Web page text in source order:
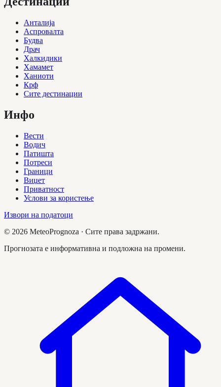
Анталија
Аспровалта
Будва
Драч
Халкидики
Хамамет
Ханиоти
Крф
Сите дестинации
Инфо
Вести
Водич
Патишта
Потреси
Граници
Виџет
Приватност
Услови за користење
Извори на податоци
© 2026 MeteoPrognoza · Сите права задржани.
Прогнозата е информативна и подложна на промени.